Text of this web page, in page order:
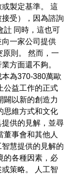
製定基準。 這
受），因為諮詢
計 同時，這也可
一家公司提供
原則。 然而，一
方面還不夠。
為370-380萬歐
公益工作的正式
闢以新的創造力
思維方式和文化
供的見解，並尋
董事會和其他人
慧提供的見解的
的各種因素，必
策略。 人工智